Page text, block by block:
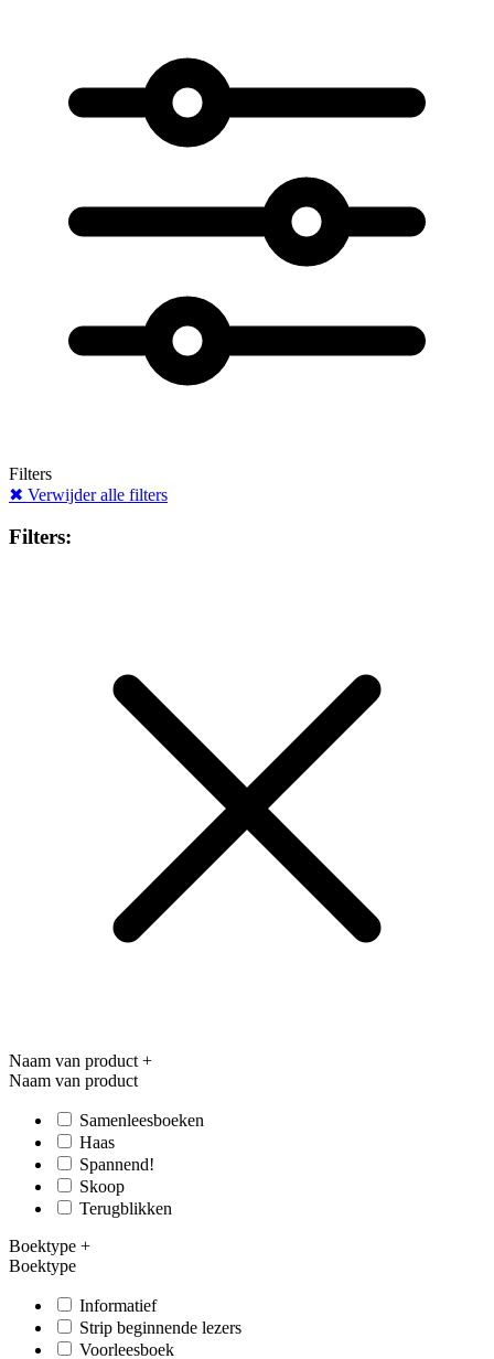
Filters
✖ Verwijder alle filters
Filters:
Naam van product +
Naam van product
Samenleesboeken
Haas
Spannend!
Skoop
Terugblikken
Boektype +
Boektype
Informatief
Strip beginnende lezers
Voorleesboek